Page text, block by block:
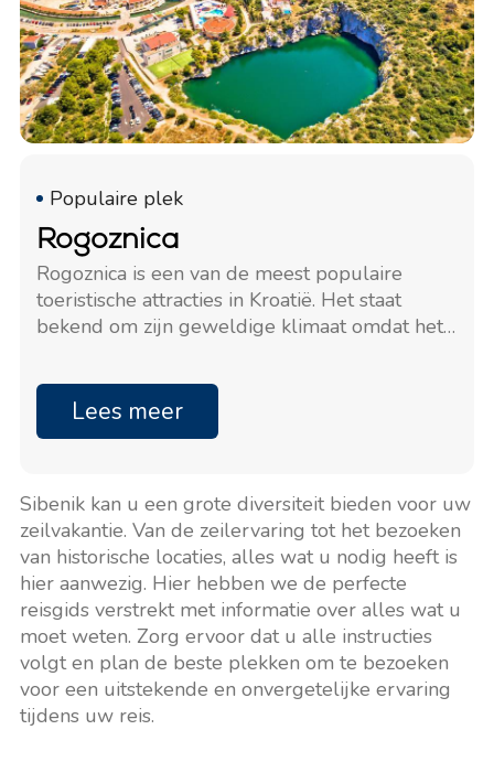
Populaire plek
Rogoznica
Rogoznica is een van de meest populaire
toeristische attracties in Kroatië. Het staat
bekend om zijn geweldige klimaat omdat het
weersomstandigheden.
Lees meer
Sibenik kan u een grote diversiteit bieden voor uw
zeilvakantie. Van de zeilervaring tot het bezoeken
van historische locaties, alles wat u nodig heeft is
hier aanwezig. Hier hebben we de perfecte
reisgids verstrekt met informatie over alles wat u
moet weten. Zorg ervoor dat u alle instructies
volgt en plan de beste plekken om te bezoeken
voor een uitstekende en onvergetelijke ervaring
tijdens uw reis.